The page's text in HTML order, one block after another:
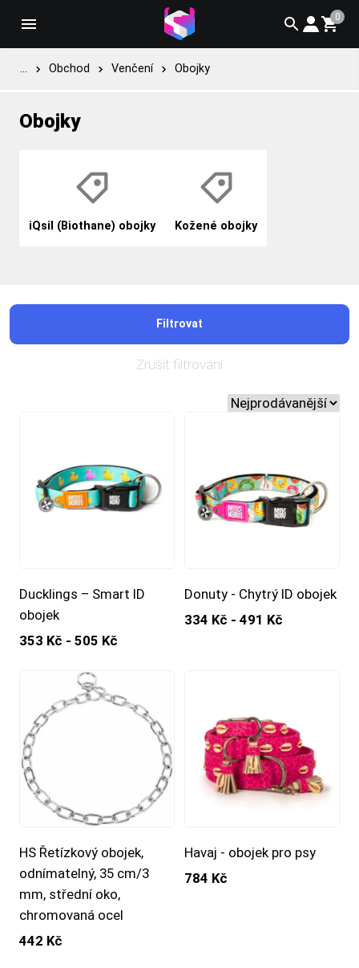
0
... Obchod Venčení Obojky
Obojky
iQsil (Biothane) obojky Kožené obojky
Filtrovat
Zrušit filtrování
Ducklings – Smart ID
obojek
353 Kč - 505 Kč
Donuty - Chytrý ID obojek
334 Kč - 491 Kč
HS Řetízkový obojek,
odnímatelný, 35 cm/3
mm, střední oko,
chromovaná ocel
442 Kč
Havaj - obojek pro psy
784 Kč